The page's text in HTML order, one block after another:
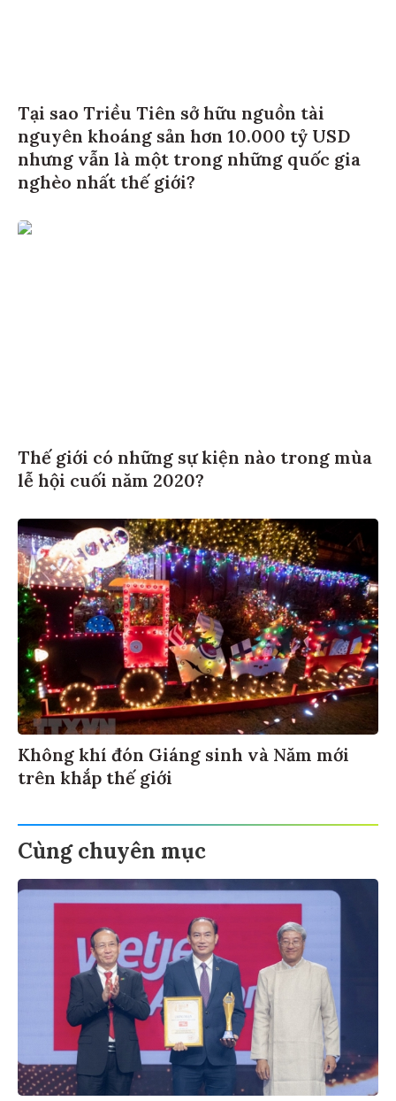
Tại sao Triều Tiên sở hữu nguồn tài
nguyên khoáng sản hơn 10.000 tỷ USD
nhưng vẫn là một trong những quốc gia
nghèo nhất thế giới?
Thế giới có những sự kiện nào trong mùa
lễ hội cuối năm 2020?
Không khí đón Giáng sinh và Năm mới
trên khắp thế giới
Cùng chuyên mục